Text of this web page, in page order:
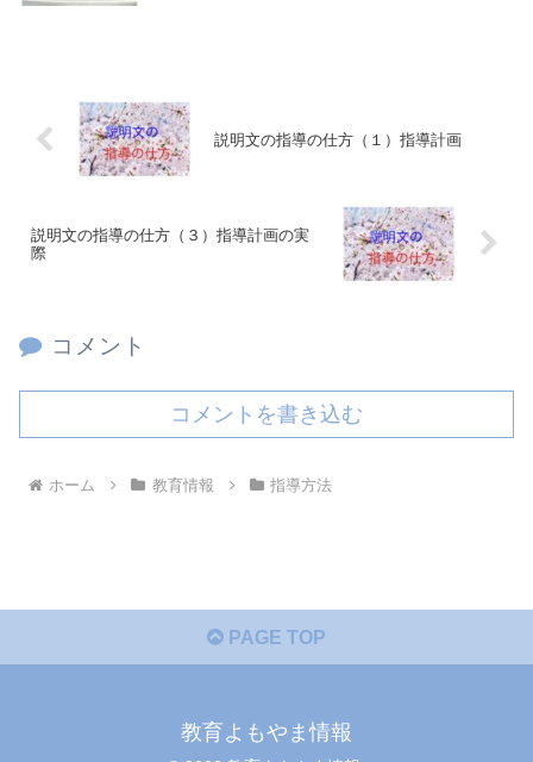
説明文の指導の仕方（１）指導計画
説明文の指導の仕方（３）指導計画の実
際
コメント
コメントを書き込む
ホーム 教育情報 指導方法
PAGE TOP
教育よもやま情報